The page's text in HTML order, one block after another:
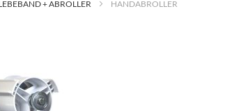
+ ABROLLER HANDABROLLER